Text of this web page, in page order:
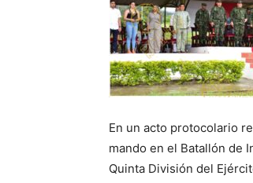
En un acto protocolario
mando en el Batallón de
Quinta División del